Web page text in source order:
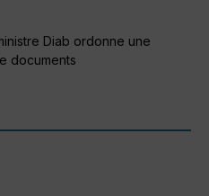
Diab ordonne une
documents